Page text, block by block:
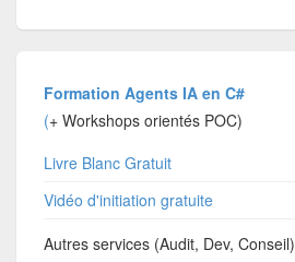
Formation Agents IA en C#
(+ Workshops orientés POC)
Livre Blanc Gratuit
Vidéo d'initiation gratuite
Autres services (Audit, Dev, Conseil)